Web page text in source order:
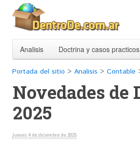
Analisis Doctrina y casos practicos
Portada del sitio > Analisis > Contable
Novedades de
2025
Jueves 4 de diciembre de 2025